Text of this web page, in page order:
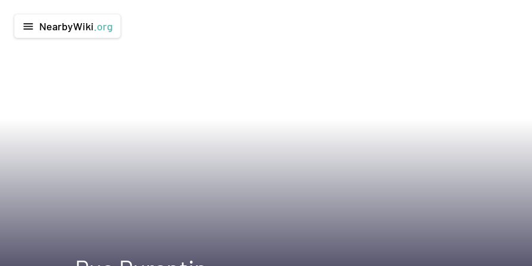
menu NearbyWiki .org